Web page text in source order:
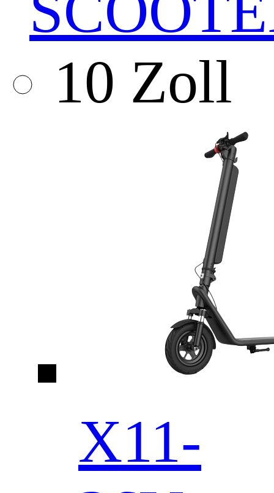
10 Zoll
X11-